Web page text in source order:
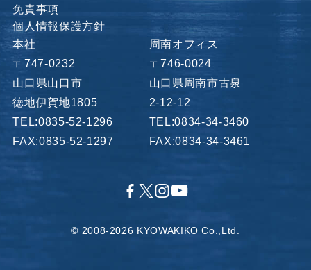
免責事項
個人情報保護方針
本社
〒747-0232
山口県山口市
徳地伊賀地1805
TEL:0835-52-1296
FAX:0835-52-1297
周南オフィス
〒746-0024
山口県周南市古泉
2-12-12
TEL:0834-34-3460
FAX:0834-34-3461
© 2008-2026 KYOWAKIKO Co.,Ltd.